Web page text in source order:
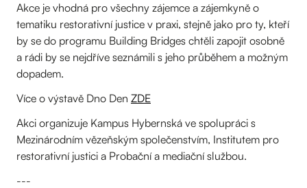
Akce je vhodná pro všechny zájemce a zájemkyně o
tematiku restorativní justice v praxi, stejně jako pro ty, kteří
by se do programu Building Bridges chtěli zapojit osobně
a rádi by se nejdříve seznámili s jeho průběhem a možným
dopadem.
Více o výstavě Dno Den ZDE
Akci organizuje Kampus Hybernská ve spolupráci s
Mezinárodním vězeňským společenstvím, Institutem pro
restorativní justici a Probační a mediační službou.
---